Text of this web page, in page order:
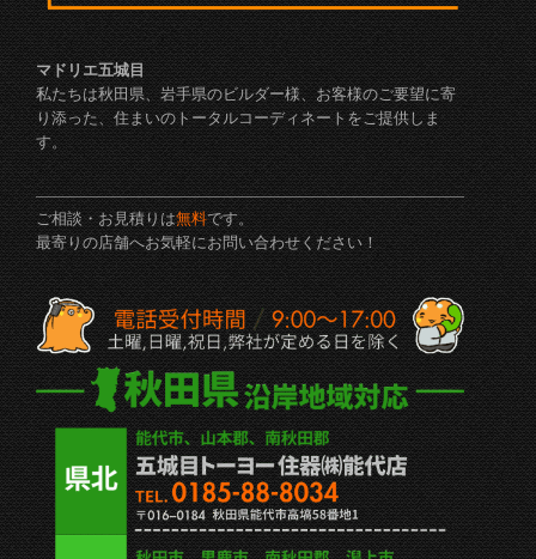
マドリエ五城目
私たちは秋田県、岩手県のビルダー様、お客様のご要望に寄
り添った、住まいのトータルコーディネートをご提供しま
す。
ご相談・お見積りは無料です。
最寄りの店舗へお気軽にお問い合わせください！